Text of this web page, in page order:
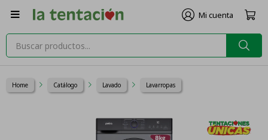

Home Catálogo Lavado Lavarropas